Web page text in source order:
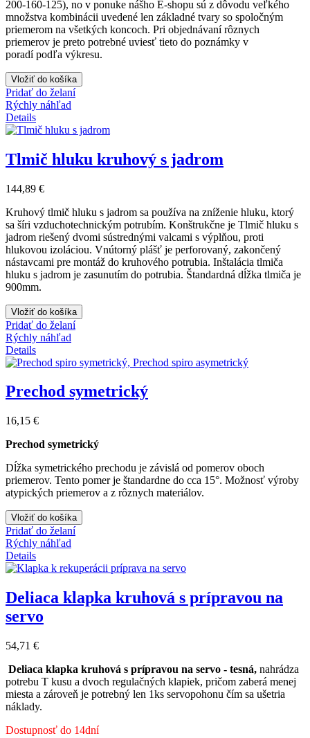
200-160-125), no v ponuke nášho E-shopu sú z dôvodu veľkého
množstva kombinácii uvedené len základné tvary so spoločným
priemerom na všetkých koncoch. Pri objednávaní rôznych
priemerov je preto potrebné uviesť tieto do poznámky v
poradí podľa výkresu.
Vložiť do košíka
Pridať do želaní
Rýchly náhľad
Details
Tlmič hluku kruhový s jadrom
144,89 €
Kruhový tlmič hluku s jadrom sa používa na zníženie hluku, ktorý
sa šíri vzduchotechnickým potrubím. Konštrukčne je Tlmič hluku s
jadrom riešený dvomi sústrednými valcami s výplňou, proti
hlukovou izoláciou. Vnútorný plášť je perforovaný, zakončený
nástavcami pre montáž do kruhového potrubia. Inštalácia tlmiča
hluku s jadrom je zasunutím do potrubia. Štandardná dĺžka tlmiča je
900mm.
Vložiť do košíka
Pridať do želaní
Rýchly náhľad
Details
Prechod symetrický
16,15 €
Prechod symetrický
Dĺžka symetrického prechodu je závislá od pomerov oboch
priemerov. Tento pomer je štandardne do cca 15°. Možnosť výroby
atypických priemerov a z rôznych materiálov.
Vložiť do košíka
Pridať do želaní
Rýchly náhľad
Details
Deliaca klapka kruhová s prípravou na
servo
54,71 €
Deliaca klapka kruhová s prípravou na servo - tesná, nahrádza
potrebu T kusu a dvoch regulačných klapiek, pričom zaberá menej
miesta a zároveň je potrebný len 1ks servopohonu čím sa ušetria
náklady.
Dostupnosť do 14dní